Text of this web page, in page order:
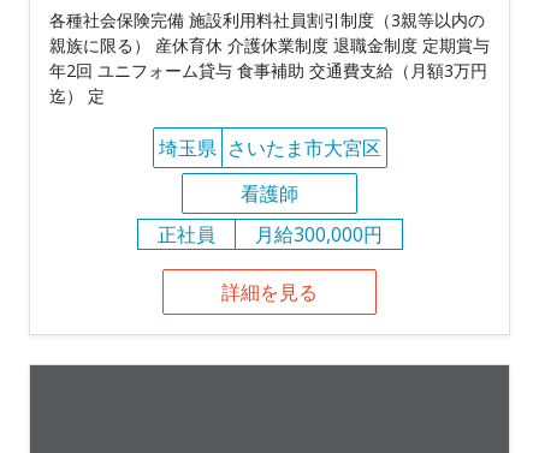
各種社会保険完備 施設利用料社員割引制度（3親等以内の
親族に限る） 産休育休 介護休業制度 退職金制度 定期賞与
年2回 ユニフォーム貸与 食事補助 交通費支給（月額3万円
迄） 定
埼玉県 さいたま市大宮区
看護師
正社員
月給300,000円
詳細を見る